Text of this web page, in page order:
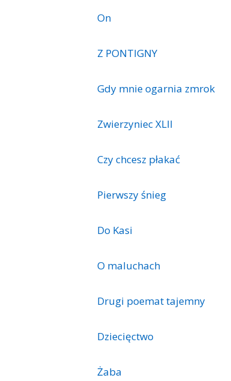
On
Z PONTIGNY
Gdy mnie ogarnia zmrok
Zwierzyniec XLII
Czy chcesz płakać
Pierwszy śnieg
Do Kasi
O maluchach
Drugi poemat tajemny
Dziecięctwo
Żaba